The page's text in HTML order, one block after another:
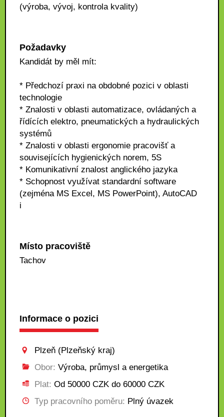
(výroba, vývoj, kontrola kvality)
Požadavky
Kandidát by měl mít:
* Předchozí praxi na obdobné pozici v oblasti
technologie
* Znalosti v oblasti automatizace, ovládaných a
řídících elektro, pneumatických a hydraulických
systémů
* Znalosti v oblasti ergonomie pracovišť a
souvisejících hygienických norem, 5S
* Komunikativní znalost anglického jazyka
* Schopnost využívat standardní software
(zejména MS Excel, MS PowerPoint), AutoCAD
i
Místo pracoviště
Tachov
Informace o pozici
Plzeň (Plzeňský kraj)
Obor: Výroba, průmysl a energetika
Plat: Od 50000 CZK do 60000 CZK
Typ pracovního poměru: Plný úvazek